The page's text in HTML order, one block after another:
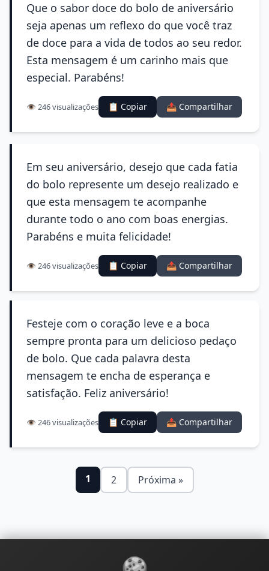
Que o sabor doce do bolo de aniversário
seja apenas um reflexo do que você traz
de doce para a vida de todos ao seu redor.
Esta mensagem é um carinho mais que
especial. Parabéns!
👁️ 246 visualizações 📋 Copiar 📤 Compartilhar
Em seu aniversário, desejo que cada fatia
do bolo represente um desejo realizado e
que esta mensagem te acompanhe
durante todo o ano com boas energias.
Parabéns e muita felicidade!
👁️ 246 visualizações 📋 Copiar 📤 Compartilhar
Festeje com o coração leve e a boca
sempre pronta para um delicioso pedaço
de bolo. Que cada palavra desta
mensagem te encha de esperança e
satisfação. Feliz aniversário!
👁️ 246 visualizações 📋 Copiar 📤 Compartilhar
1 2 Próxima »